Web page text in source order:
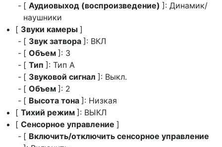
[ Аудиовыход (воспроизведение) ]: Динамик/
наушники
[ Звуки камеры ]
[ Звук затвора ]: ВКЛ
[ Объем ]: 3
[ Тип ]: Тип А
[ Звуковой сигнал ]: Выкл.
[ Объем ]: 2
[ Высота тона ]: Низкая
[ Тихий режим ]: ВЫКЛ
[ Сенсорное управление ]
[ Включить/отключить сенсорное управление